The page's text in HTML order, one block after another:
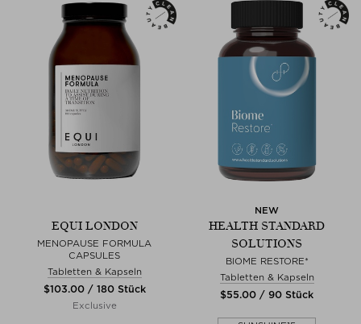
EQUI LONDON
MENOPAUSE FORMULA
CAPSULES
Tabletten & Kapseln
$‌103.00 / 180 Stück
Exclusive
NEW
HEALTH STANDARD
SOLUTIONS
BIOME RESTORE*
Tabletten & Kapseln
$‌55.00 / 90 Stück